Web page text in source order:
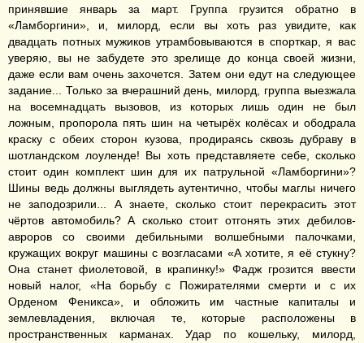
принявшие январь за март. Группа грузится обратно в
«Ламборгини», и, милорд, если вы хоть раз увидите, как
двадцать потных мужиков утрамбовываются в спорткар, я вас
уверяю, вы не забудете это зрелище до конца своей жизни,
даже если вам очень захочется. Затем они едут на следующее
задание... Только за вчерашний день, милорд, группа выезжала
на восемнадцать вызовов, из которых лишь один не был
ложным, пропорола пять шин на четырёх колёсах и ободрала
краску с обеих сторон кузова, продираясь сквозь дубраву в
шотландском лоуленде! Вы хоть представляете себе, сколько
стоит один комплект шин для их патрульной «Ламборгини»?
Шины ведь должны выглядеть аутентично, чтобы маглы ничего
не заподозрили... А знаете, сколько стоит перекрасить этот
чёртов автомобиль? А сколько стоит отгонять этих дебилов-
авроров со своими дебильными волшебными палочками,
кружащих вокруг машины с возгласами «А хотите, я её стукну?
Она станет фиолетовой, в крапинку!» Фадж грозится ввести
новый налог, «На борьбу с Пожирателями смерти и с их
Орденом Феникса», и обложить им частные капиталы и
землевладения, включая те, которые расположены в
пространственных карманах. Удар по кошельку, милорд,